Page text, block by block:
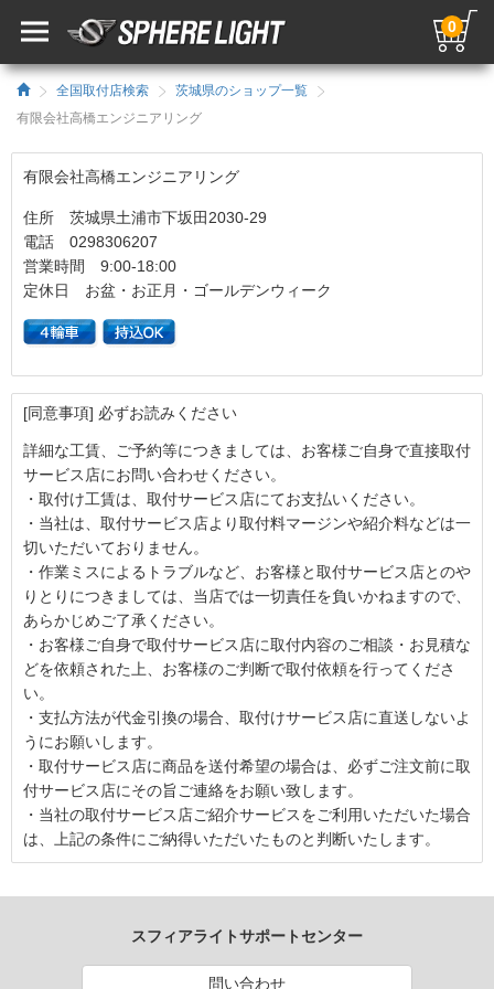
0
全国取付店検索
茨城県のショップ一覧
有限会社高橋エンジニアリング
有限会社高橋エンジニアリング
住所 茨城県土浦市下坂田2030-29
電話 0298306207
営業時間 9:00-18:00
定休日 お盆・お正月・ゴールデンウィーク
[同意事項] 必ずお読みください
詳細な工賃、ご予約等につきましては、お客様ご自身で直接取付
サービス店にお問い合わせください。
・取付け工賃は、取付サービス店にてお支払いください。
・当社は、取付サービス店より取付料マージンや紹介料などは一
切いただいておりません。
・作業ミスによるトラブルなど、お客様と取付サービス店とのや
りとりにつきましては、当店では一切責任を負いかねますので、
あらかじめご了承ください。
・お客様ご自身で取付サービス店に取付内容のご相談・お見積な
どを依頼された上、お客様のご判断で取付依頼を行ってくださ
い。
・支払方法が代金引換の場合、取付けサービス店に直送しないよ
うにお願いします。
・取付サービス店に商品を送付希望の場合は、必ずご注文前に取
付サービス店にその旨ご連絡をお願い致します。
・当社の取付サービス店ご紹介サービスをご利用いただいた場合
は、上記の条件にご納得いただいたものと判断いたします。
スフィアライトサポートセンター
問い合わせ